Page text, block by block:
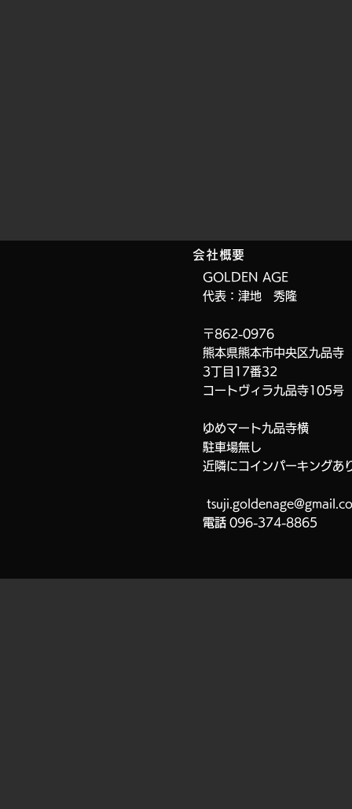
会社概要
GOLDEN AGE
代表：津地 秀隆
〒862-0976
熊本県熊本市中央区九品寺
3丁目17番32
コートヴィラ九品寺105号
ゆめマート九品寺横
​駐車場無し
近隣にコインパーキングあ
電話 096-374-8865